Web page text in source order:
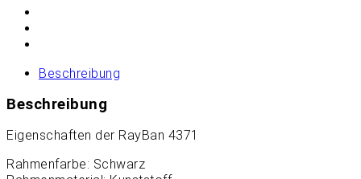
Beschreibung
Beschreibung
Eigenschaften der RayBan 4371
Rahmenfarbe: Schwarz